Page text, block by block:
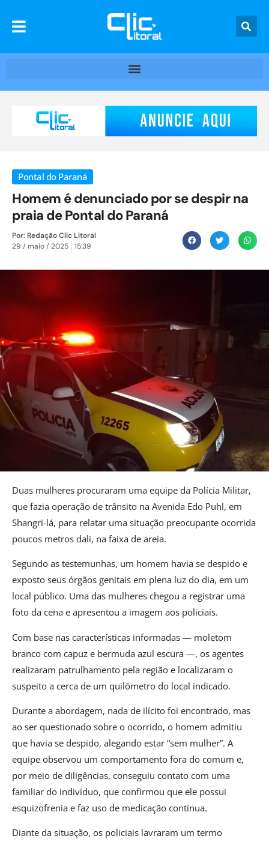
Pontal do Paraná
Homem é denunciado por se despir na
praia de Pontal do Paraná
Por:Redação Clic Litoral
29 / maio / 2025
15:39
Duas mulheres procuraram uma equipe da Polícia Militar,
que fazia operação de trânsito na Avenida Edo Puhl, em
Shangri-lá, para relatar uma situação preocupante ocorrida
poucos metros dali, na faixa de areia.
Segundo as testemunhas, um homem havia se despido e
exposto seus órgãos genitais em plena luz do dia, em um
local público. Uma das mulheres chegou a registrar uma
foto da cena e apresentou a imagem aos policiais.
Com base nas características informadas — moletom
branco com capuz e bermuda azul escura —, os agentes
realizaram patrulhamento pela região e localizaram o
suspeito a cerca de um quilômetro do local indicado.
Durante a abordagem, nada de ilícito foi encontrado, mas
ao ser questionado sobre o ocorrido, o homem admitiu
que havia se despido, alegando estar “sem mulher”. A
equipe observou um comportamento fora do comum e,
por meio de diligências, conseguiu contato com uma
familiar do indivíduo, que confirmou que ele possui
esquizofrenia e faz uso de medicação contínua.
Diante da situação, os policiais lavraram um termo